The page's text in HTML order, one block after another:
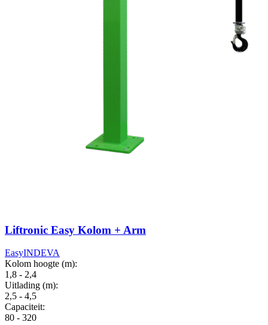
Liftronic Easy Kolom + Arm
EasyINDEVA
Kolom hoogte (m):
1,8 - 2,4
Uitlading (m):
2,5 - 4,5
Capaciteit:
80 - 320